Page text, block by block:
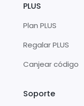
PLUS
Plan PLUS
Regalar PLUS
Canjear código
Soporte